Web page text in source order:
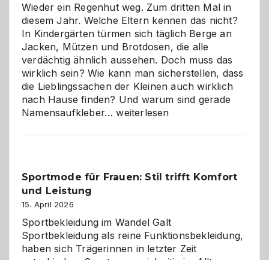
Wahl?
Wieder ein Regenhut weg. Zum dritten Mal in
diesem Jahr. Welche Eltern kennen das nicht?
In Kindergärten türmen sich täglich Berge an
Jacken, Mützen und Brotdosen, die alle
verdächtig ähnlich aussehen. Doch muss das
wirklich sein? Wie kann man sicherstellen, dass
die Lieblingssachen der Kleinen auch wirklich
nach Hause finden? Und warum sind gerade
Namensaufkleber…Namensaufkleber
gegen
Chaos
weiterlesen
Sportmode für Frauen: Stil trifft Komfort
und Leistung
15. April 2026
Sportbekleidung im Wandel Galt
Sportbekleidung als reine Funktionsbekleidung,
haben sich Trägerinnen in letzter Zeit